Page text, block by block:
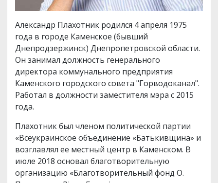
Александр Плахотник родился 4 апреля 1975
года в городе Каменское (бывший
Днепродзержинск) Днепропетровской области.
Он занимал должность генерального
директора коммунального предприятия
Каменского городского совета "Горводоканал".
Работал в должности заместителя мэра с 2015
года.
Плахотник был членом политической партии
«Всеукраинское объединение «Батькивщина» и
возглавлял ее местный центр в Каменском. В
июле 2018 основал благотворительную
организацию «Благотворительный фонд О.